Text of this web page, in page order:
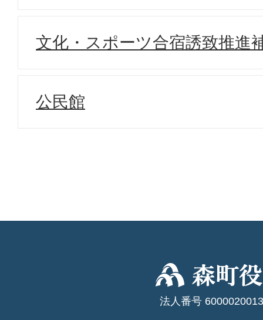
文化・スポーツ合宿誘致推進
公民館
法人番号